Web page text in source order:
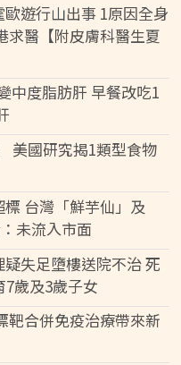
遊行山出事 1原因全身
求醫【附皮膚科醫生夏
中度脂肪肝 早餐改吃1
美國研究揭1類型食物
台灣「鮮芋仙」及
未流入市面
失足墮樓送院不治 死
歲及3歲子女
靶合併免疫治療帶來新